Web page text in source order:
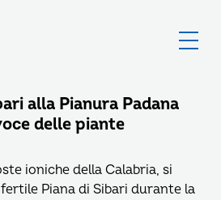
alla Pianura Padana
delle piante
ioniche della Calabria, si
Piana di Sibari durante la